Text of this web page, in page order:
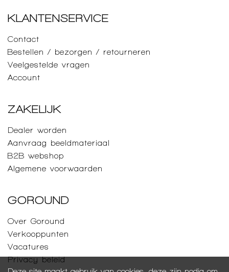
KLANTENSERVICE
Contact
Bestellen / bezorgen / retourneren
Veelgestelde vragen
Account
ZAKELIJK
Dealer worden
Aanvraag beeldmateriaal
B2B webshop
Algemene voorwaarden
GOROUND
Over Goround
Verkooppunten
Vacatures
Privacy beleid